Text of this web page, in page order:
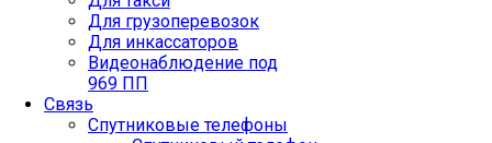
Для грузоперевозок
Для инкассаторов
Видеонаблюдение под
969 ПП
Связь
Спутниковые телефоны